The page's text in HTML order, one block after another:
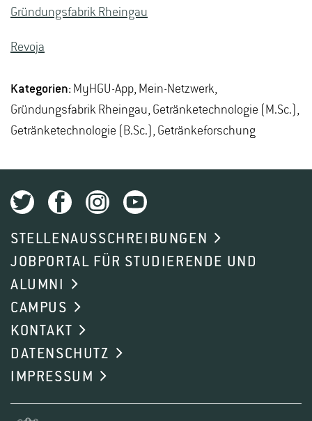
Gründungsfabrik Rheingau
Revoja
Kategorien: MyHGU-App, Mein-Netzwerk,
Gründungsfabrik Rheingau, Getränketechnologie (M.Sc.),
Getränketechnologie (B.Sc.), Getränkeforschung
STELLENAUSSCHREIBUNGEN
JOBPORTAL FÜR STUDIERENDE UND
ALUMNI
CAMPUS
KONTAKT
DATENSCHUTZ
IMPRESSUM